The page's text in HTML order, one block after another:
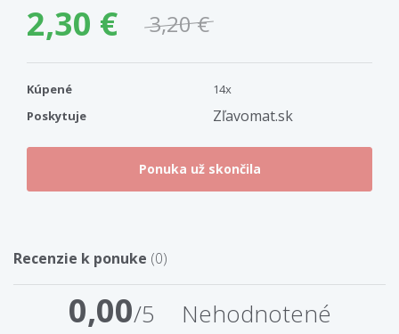
2,30 € 3,20 €
Kúpené
14x
Poskytuje
Zľavomat.sk
Recenzie k ponuke (0)
0,00/5 Nehodnotené